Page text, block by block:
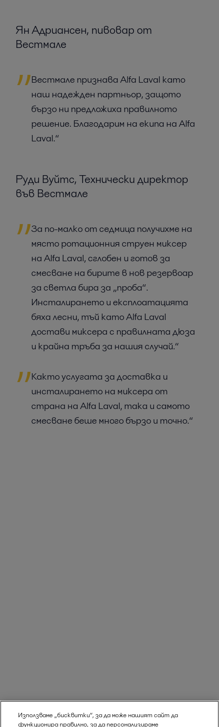
Ян Адриансен, пивовар от
Вестмале
Вестмале признава Alfa Laval като
наш надежден партньор, защото
бързо ни предложиха правилното
решение. Благодарим на екипа на Alfa
Laval.“
Руди Вуйтс, Технически директор
във Вестмале
За по-малко от седмица получихме на
място ротационния струен миксер
на Alfa Laval, сглобен и готов за
смесване на бирите в нов резервоар
за светла бира за „проба“.
Инсталирането и експлоатацията
бяха лесни, тъй като Alfa Laval
достави миксера с правилната дюза
и крайна тръба за нашия случай.“
Както услугата за доставка и
инсталирането на миксера от
страна на Alfa Laval, така и самото
смесване беше много бързо и точно.“
Използваме „бисквитки“, за да може нашият сайт да
функционира правилно, за да персонализираме